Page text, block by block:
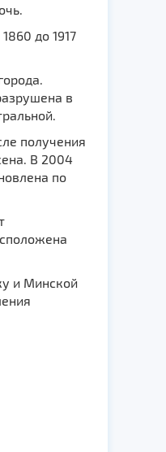
до 1917
в
получения
В 2004
по
и Минской